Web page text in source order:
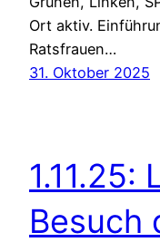
Ort aktiv.
Ratsfrauen…
31. Oktober 2025
1.11.25:
Besuch